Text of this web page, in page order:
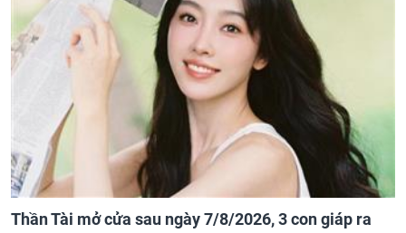
Thần Tài mở cửa sau ngày 7/8/2026, 3 con giáp ra